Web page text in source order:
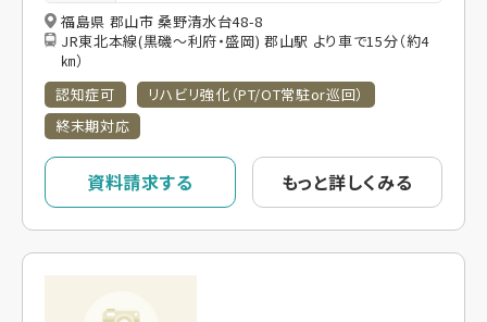
福島県 郡山市 桑野清水台48-8
JR東北本線(黒磯～利府・盛岡) 郡山駅 より車で15分（約4
㎞）
認知症可
リハビリ強化（PT/OT常駐or巡回）
終末期対応
資料請求する もっと詳しくみる